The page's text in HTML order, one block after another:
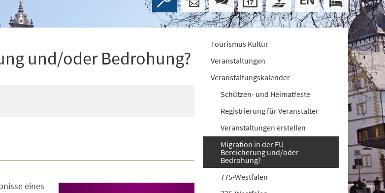
und/oder Bedrohung?
eines
Tourismus Kultur
Veranstaltungen
Veranstaltungskalender
Schützen- und Heimatfeste
Registrierung für Veranstalter
Veranstaltungen erstellen
Migration in der EU –
Bereicherung und/oder
Bedrohung?
775-Westfalen